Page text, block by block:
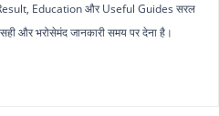
Education और Useful Guides सरल
सही और भरोसेमंद जानकारी समय पर देना है।